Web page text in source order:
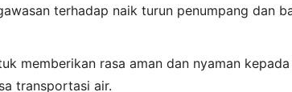
terhadap naik turun penumpang dan
memberikan rasa aman dan nyaman
transportasi air.